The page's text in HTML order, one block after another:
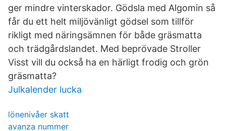
ger mindre vinterskador. Gödsla med Algomin så
får du ett helt miljövänligt gödsel som tillför
rikligt med näringsämnen för både gräsmatta
och trädgårdslandet. Med beprövade Stroller
Visst vill du också ha en härligt frodig och grön
gräsmatta?
Julkalender lucka
lönenivåer skatt
avanza nummer